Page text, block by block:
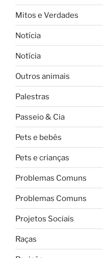
Mitos e Verdades
Notícia
Notícia
Outros animais
Palestras
Passeio & Cia
Pets e bebês
Pets e crianças
Problemas Comuns
Problemas Comuns
Projetos Sociais
Raças